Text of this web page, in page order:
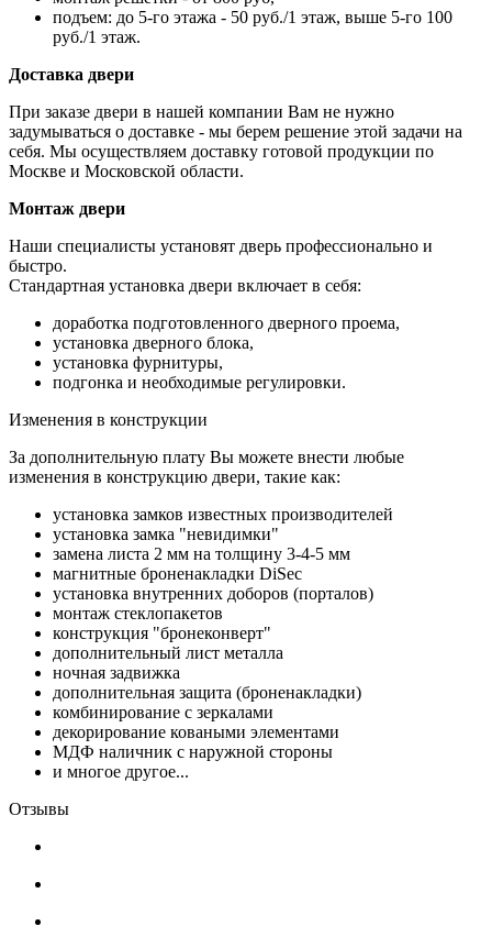
подъем: до 5-го этажа - 50 руб./1 этаж, выше 5-го 100
руб./1 этаж.
Доставка двери
При заказе двери в нашей компании Вам не нужно
задумываться о доставке - мы берем решение этой задачи на
себя. Мы осуществляем доставку готовой продукции по
Москве и Московской области.
Монтаж двери
Наши специалисты установят дверь профессионально и
быстро.
Стандартная установка двери включает в себя:
доработка подготовленного дверного проема,
установка дверного блока,
установка фурнитуры,
подгонка и необходимые регулировки.
Изменения в конструкции
За дополнительную плату Вы можете внести любые
изменения в конструкцию двери, такие как:
установка замков известных производителей
установка замка "невидимки"
замена листа 2 мм на толщину 3-4-5 мм
магнитные броненакладки DiSec
установка внутренних доборов (порталов)
монтаж стеклопакетов
конструкция "бронеконверт"
дополнительный лист металла
ночная задвижка
дополнительная защита (броненакладки)
комбинирование с зеркалами
декорирование коваными элементами
МДФ наличник с наружной стороны
и многое другое...
Отзывы